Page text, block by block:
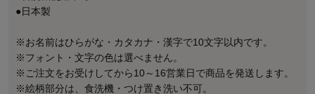
●日本製
※お名前はひらがな・カタカナ・漢字で10文字以内です。
※フォント・文字の色は選べません。
※ご注文をお受けしてから10～16営業日で商品を発送します。
※絵柄部分は、食洗機・つけ置き洗い不可。